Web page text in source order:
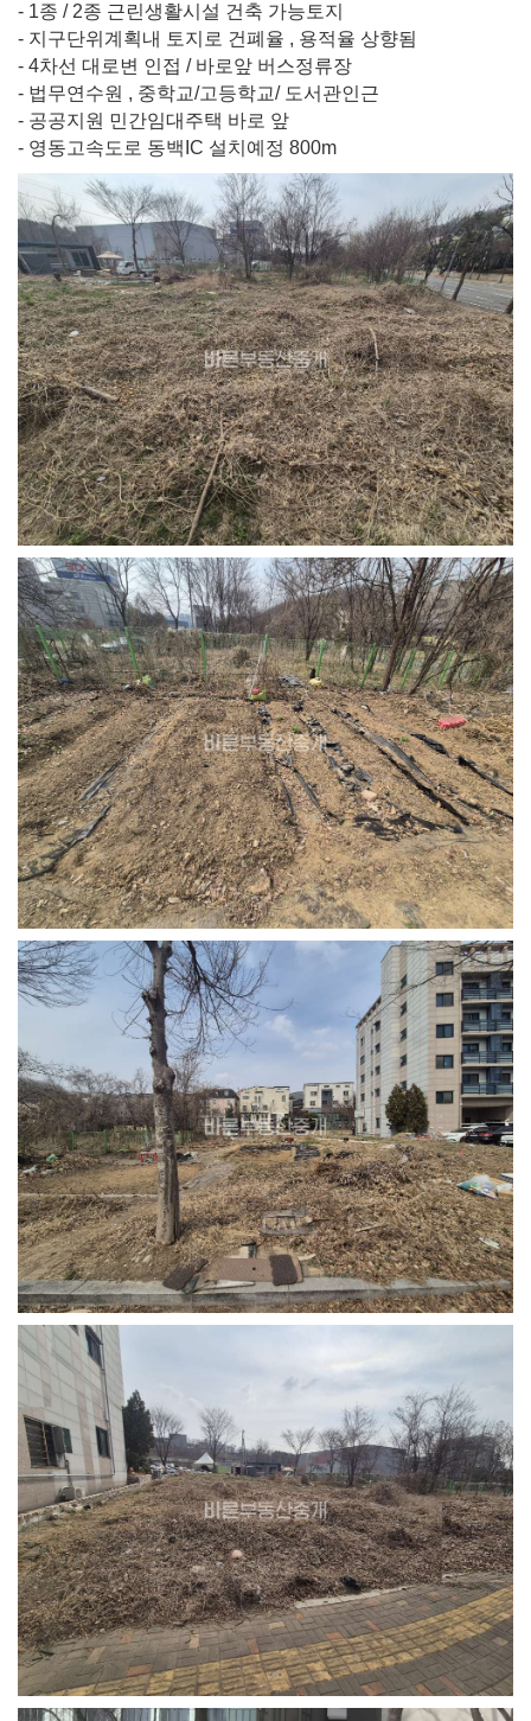
- 1종 / 2종 근린생활시설 건축 가능토지
- 지구단위계획내 토지로 건폐율 , 용적율 상향됨
- 4차선 대로변 인접 / 바로앞 버스정류장
- 법무연수원 , 중학교/고등학교/ 도서관인근
- 공공지원 민간임대주택 바로 앞
- 영동고속도로 동백IC 설치예정 800m